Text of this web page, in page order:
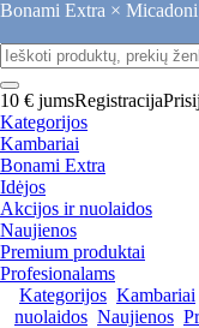
Bonami Extra × Micadoni
10 € jumsRegistracija
Kategorijos
Kambariai
Bonami Extra
Idėjos
Akcijos ir nuolaidos
Naujienos
Premium produktai
Profesionalams
Kategorijos Kambariai
nuolaidos Naujienos